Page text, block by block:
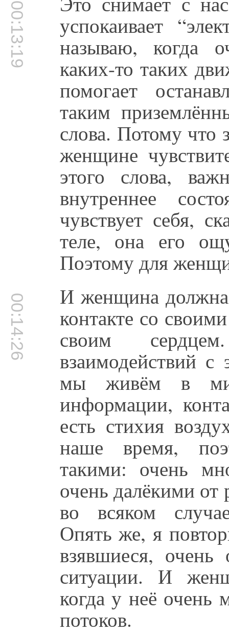
00:13:19 успокаивает
называю, когда
каких-то таких
помогает
таким
слова. Потому что
женщине
этого слова,
внутреннее
чувствует себя,
теле, она его
Поэтому для
00:14:26 И женщина
контакте со
своим
взаимодействий
мы живём в
информации,
есть стихия
наше время,
такими: очень
очень далёкими от
во всяком
Опять же, я
взявшиеся,
ситуации. И
когда у неё очень
потоков.